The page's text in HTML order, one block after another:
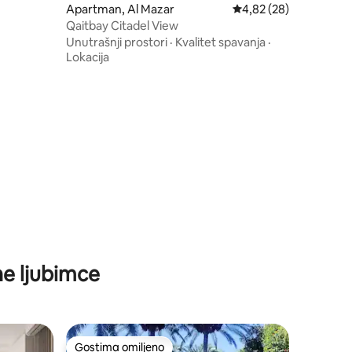
Apartman, Al Mazar Prosečna ocena 4,82
4,82 (28)
Qaitbay Citadel View
Unutrašnji prostori · Kvalitet spavanja ·
Lokacija
ljubimce
Gostima omiljeno